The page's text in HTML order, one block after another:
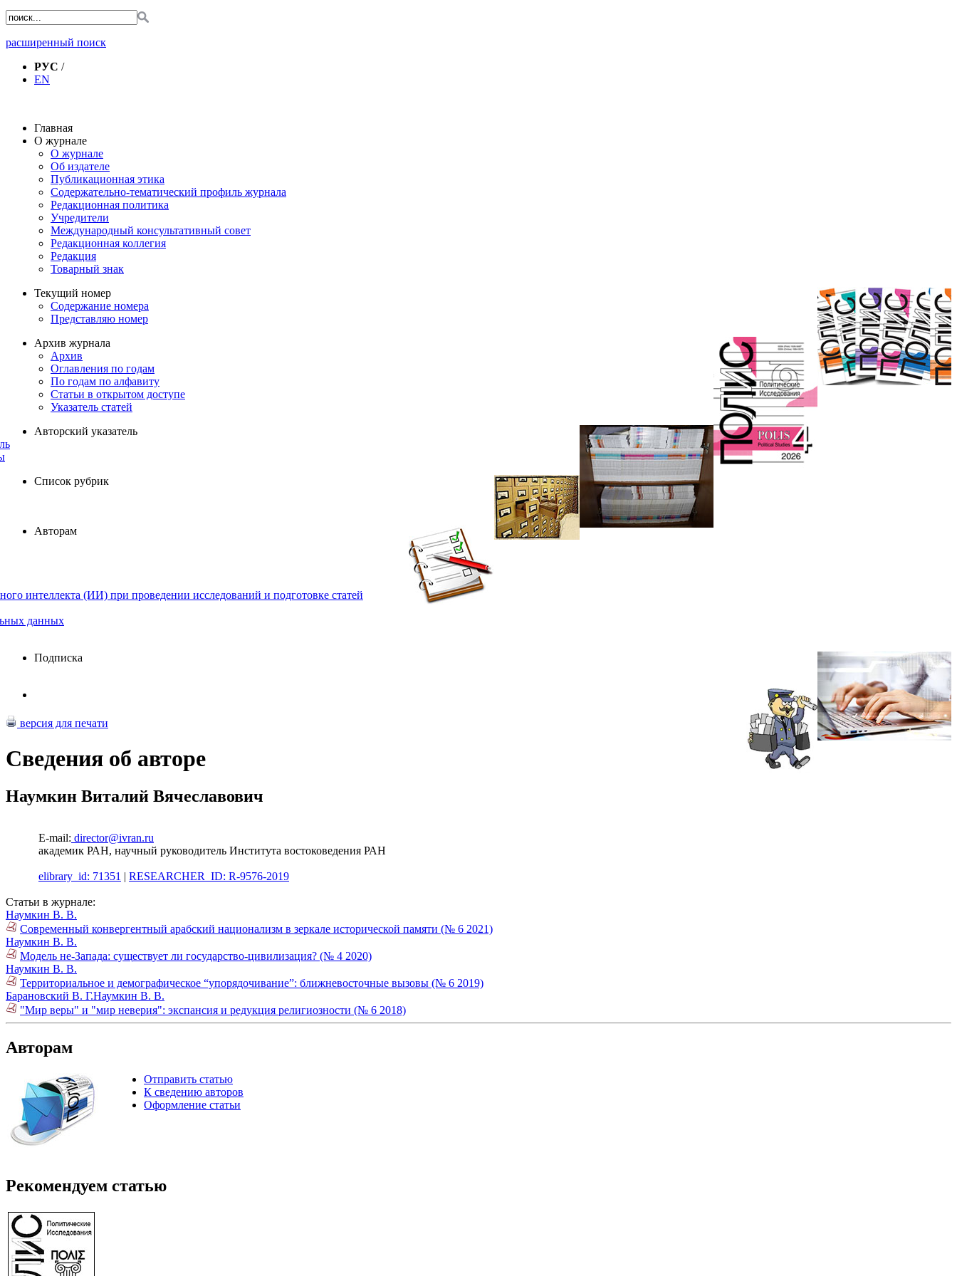
расширенный поиск
РУС /
EN
Главная
О журнале
О журнале
Об издателе
Публикационная этика
Содержательно-тематический профиль журнала
Редакционная политика
Учредители
Международный консультативный совет
Редакционная коллегия
Редакция
Товарный знак
Текущий номер
Содержание номера
Представляю номер
Архив журнала
Архив
Оглавления по годам
По годам по алфавиту
Статьи в открытом доступе
Указатель статей
Авторский указатель
Список рубрик
Авторам
интеллекта (ИИ) при проведении исследований и подготовке статей
данных
Подписка
версия для печати
Сведения об авторе
Наумкин Виталий Вячеславович
E-mail: director@ivran.ru
академик РАН, научный руководитель Института востоковедения РАН
elibrary_id: 71351 | RESEARCHER_ID: R-9576-2019
Статьи в журнале:
Наумкин В. В.
Современный конвергентный арабский национализм в зеркале исторической памяти (№ 6 2021)
Наумкин В. В.
Модель не-Запада: существует ли государство-цивилизация? (№ 4 2020)
Наумкин В. В.
Территориальное и демографическое “упорядочивание”: ближневосточные вызовы (№ 6 2019)
Барановский В. Г.Наумкин В. В.
"Мир веры" и "мир неверия": экспансия и редукция религиозности (№ 6 2018)
Авторам
Отправить статью
К сведению авторов
Оформление статьи
Рекомендуем статью